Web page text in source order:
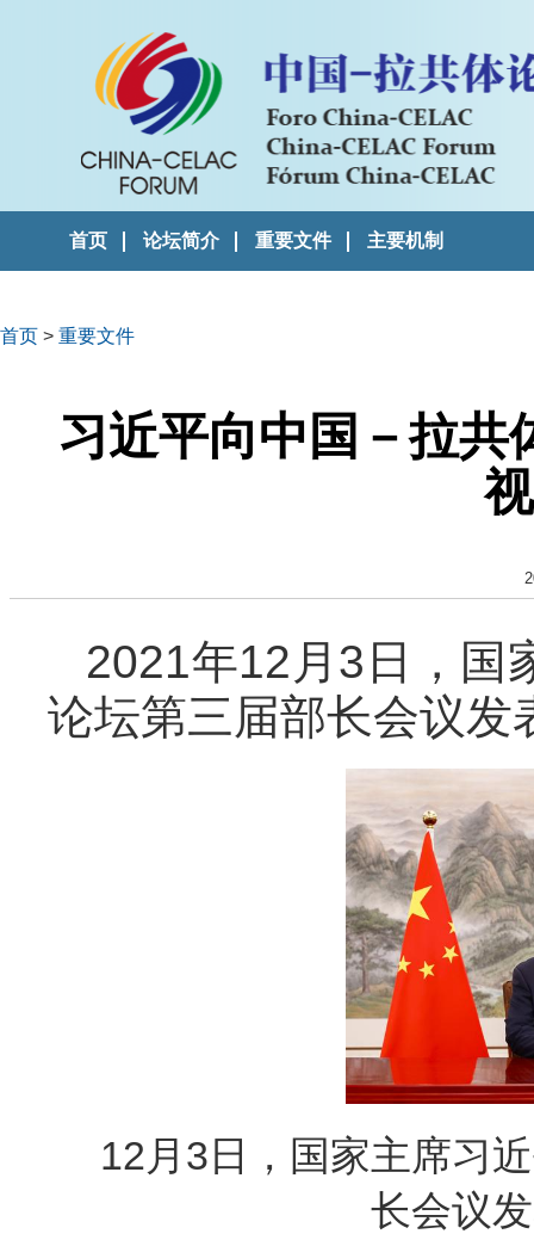
首页 论坛简介 重要文件 主要机制
首页 > 重要文件
习近平向中国－拉共
2021年12月3日，国
论坛第三届部长会议发
12月3日，国家主席习
长会议